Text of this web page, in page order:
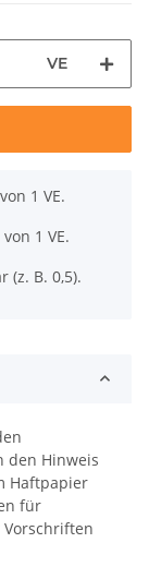
VE
1 VE.
1 VE.
(z. B. 0,5).
den Hinweis
Haftpapier
für